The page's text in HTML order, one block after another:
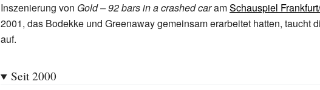
Inszenierung von Gold – 92 bars in a crashed caramSchauspiel
2001, das Bodekke und Greenaway gemeinsam erarbeitet hatten, taucht
auf.
Seit 2000